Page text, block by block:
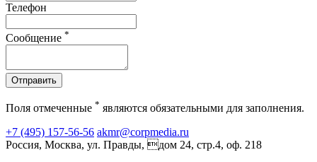
Телефон
Сообщение *
Отправить
Поля отмеченные * являются обязательными для заполнения.
+7 (495) 157-56-56 akmr@corpmedia.ru
Россия, Москва, ул. Правды, дом 24, стр.4, оф. 218